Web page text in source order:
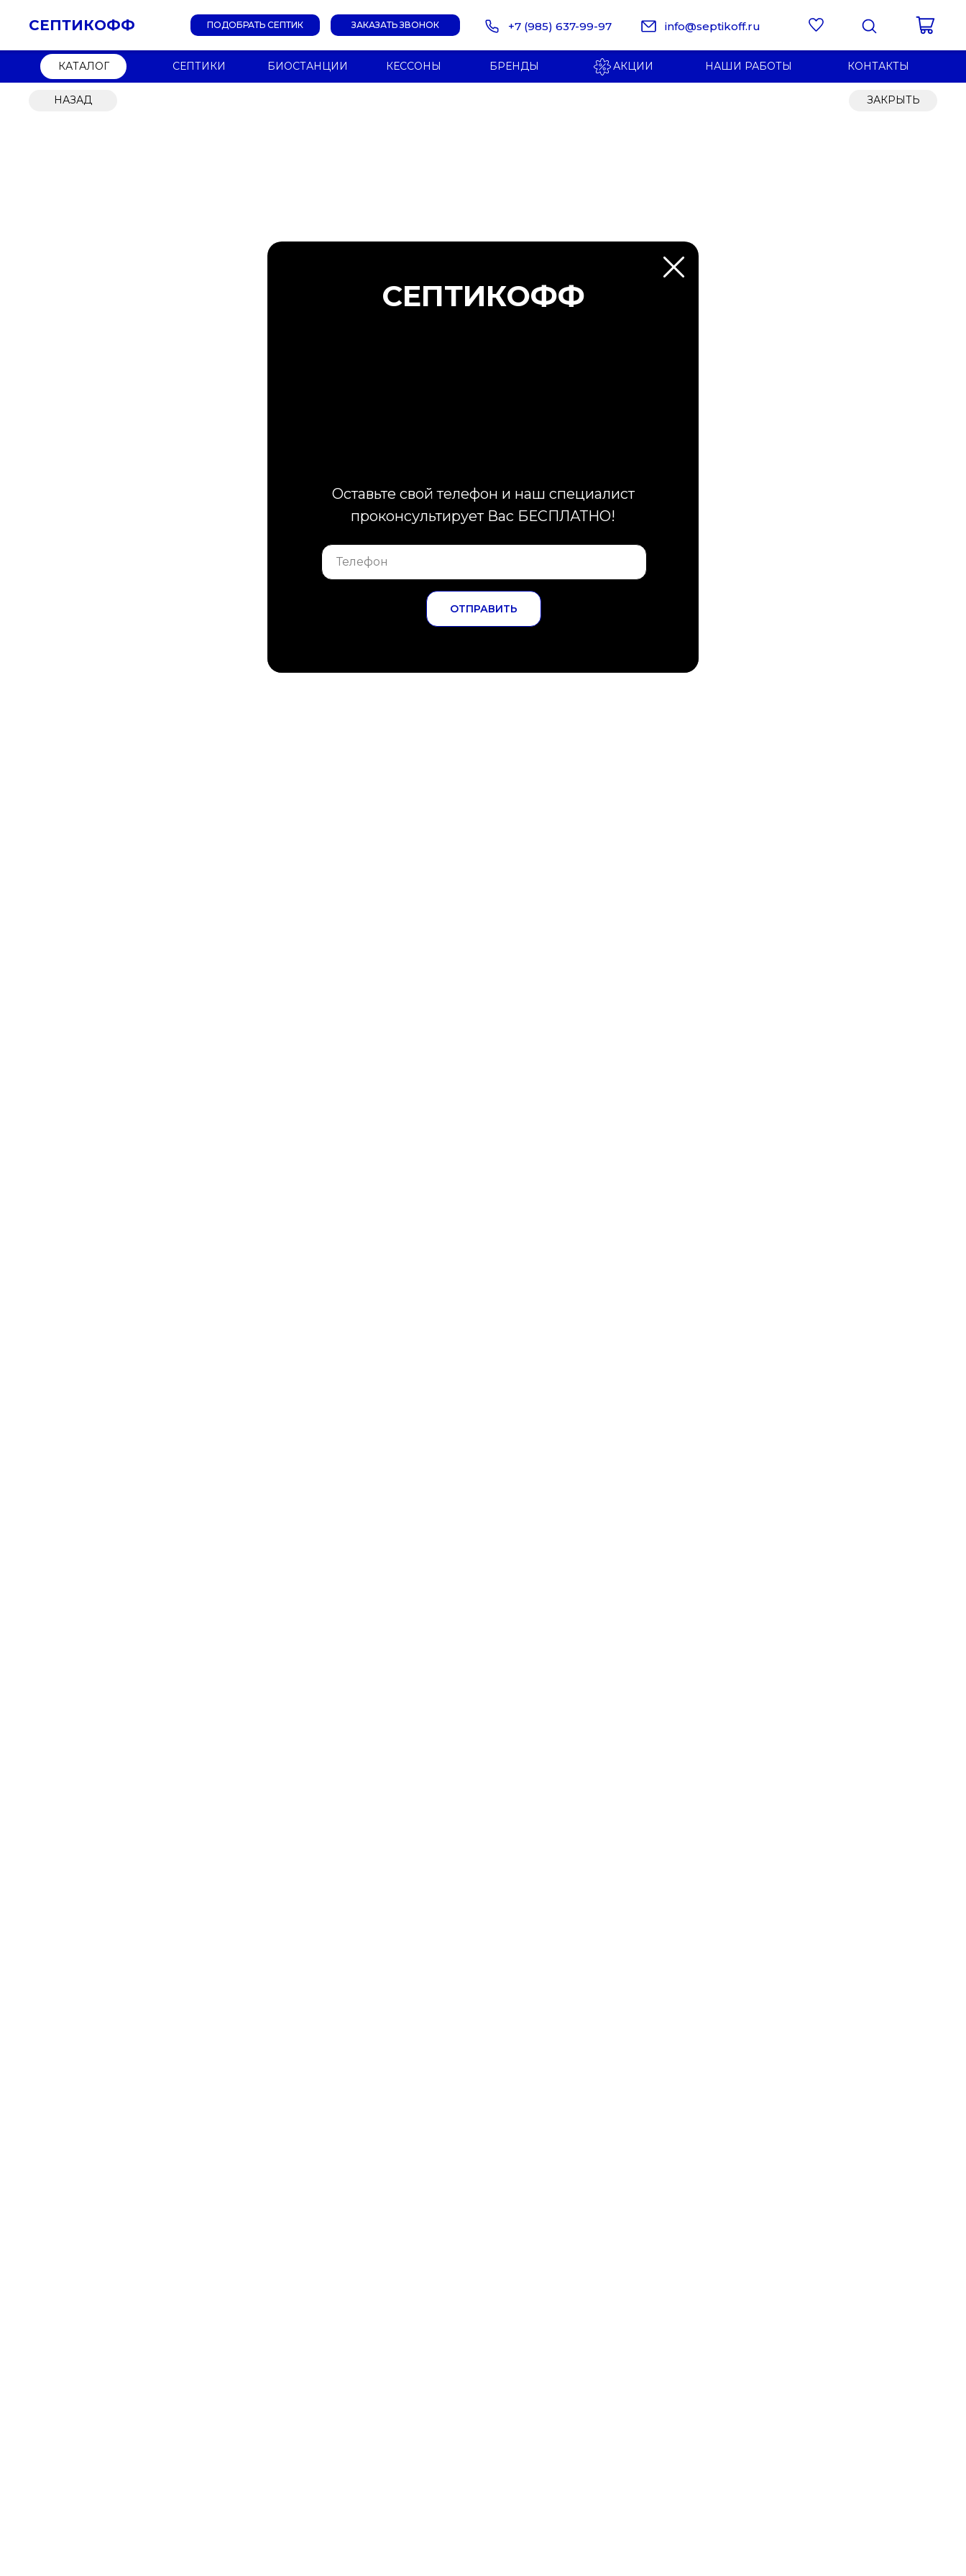
СЕПТИКОФФ info@septikoff.ru
+7 (985) 637-99-97
ЗАКАЗАТЬ ЗВОНОК
ПОДОБРАТЬ СЕПТИК
АКЦИИ КОНТАКТЫ
КАТАЛОГ БРЕНДЫ
СЕПТИКИ БИОСТАНЦИИ КЕССОНЫ НАШИ РАБОТЫ
НАЗАД ЗАКРЫТЬ
ОТПРАВИТЬ
Оставьте свой телефон и наш специалист
проконсультирует Вас БЕСПЛАТНО!
СЕПТИКОФФ